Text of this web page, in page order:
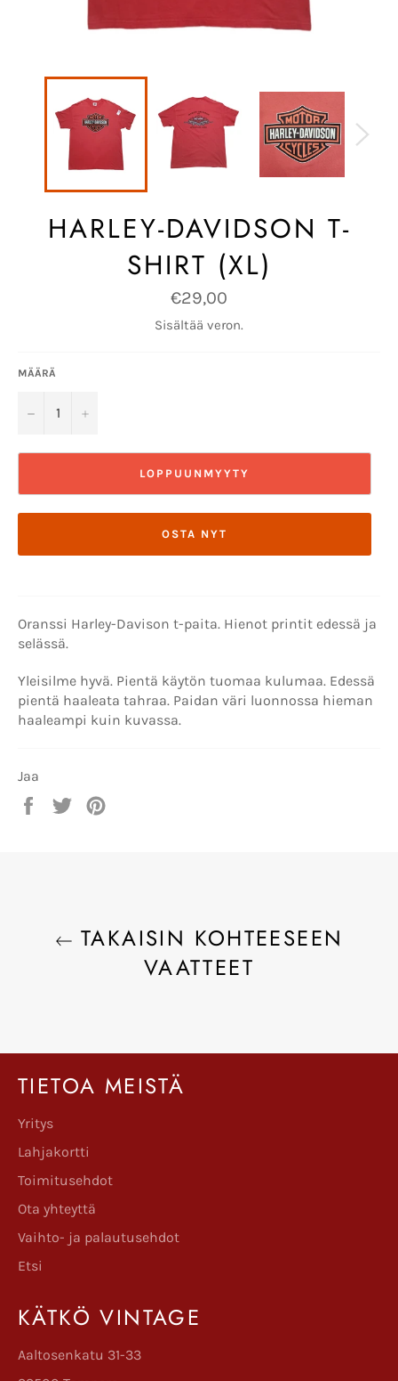
HARLEY-DAVIDSON T-
SHIRT (XL)
Normaalihinta
€29,00
Sisältää veron.
MÄÄRÄ
− +
LOPPUUNMYYTY
OSTA NYT
Oranssi Harley-Davison t-paita. Hienot printit edessä ja
selässä.
Yleisilme hyvä. Pientä käytön tuomaa kulumaa. Edessä
pientä haaleata tahraa. Paidan väri luonnossa hieman
haaleampi kuin kuvassa.
Jaa
Jaa
Twiittaa
TAKAISIN KOHTEESEEN
VAATTEET
TIETOA MEISTÄ
Yritys
Lahjakortti
Toimitusehdot
Ota yhteyttä
Vaihto- ja palautusehdot
Etsi
KÄTKÖ VINTAGE
Aaltosenkatu 31-33